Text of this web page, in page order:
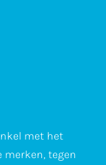
met het
tegen